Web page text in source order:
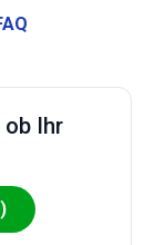
ob Ihr